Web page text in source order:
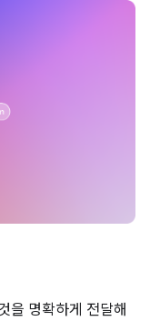
을 명확하게 전달해